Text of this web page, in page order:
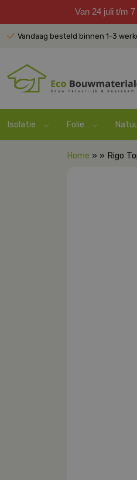
Van 24 juli t/m
Vandaag besteld binnen 1-3
Isolatie Folie
Home » » Rigo